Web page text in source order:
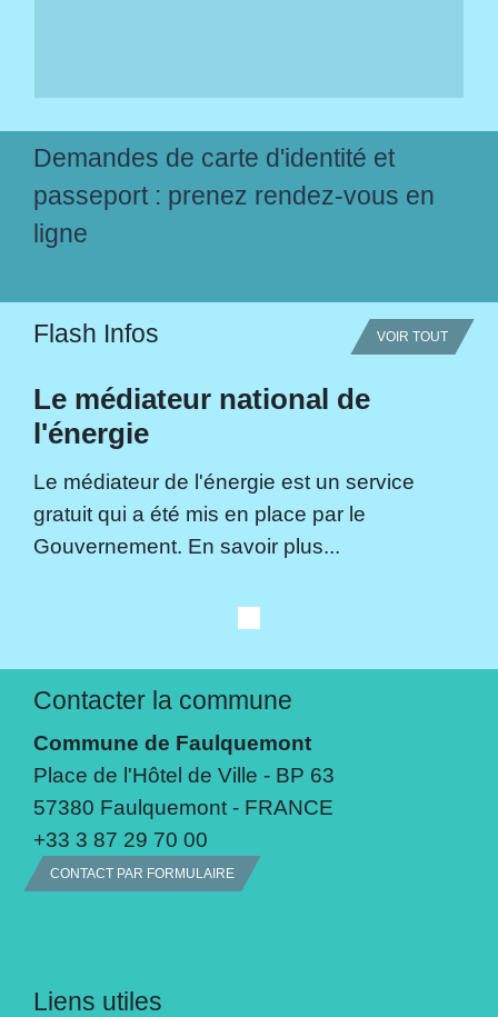
Demandes de carte d'identité et
passeport : prenez rendez-vous en
ligne
Flash Infos VOIR TOUT
Le médiateur national de
l'énergie
Le médiateur de l'énergie est un service
gratuit qui a été mis en place par le
Gouvernement. En savoir plus...
Contacter la commune
Commune de Faulquemont
Place de l'Hôtel de Ville - BP 63
57380 Faulquemont - FRANCE
+33 3 87 29 70 00
CONTACT PAR FORMULAIRE
Liens utiles